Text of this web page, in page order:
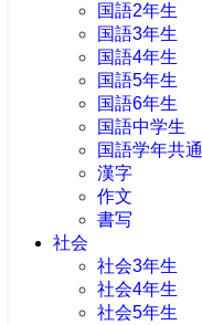
国語2年生
国語3年生
国語4年生
国語5年生
国語6年生
国語中学生
国語学年共通
漢字
作文
書写
社会
社会3年生
社会4年生
社会5年生